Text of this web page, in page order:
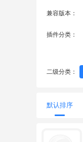
兼容版本：
插件分类：
二级分类：
默认排序